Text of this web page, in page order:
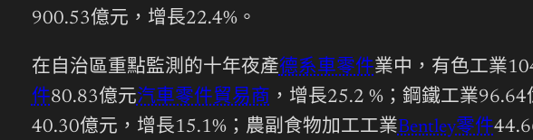
900.53億元，增長22.4%。
在自治區重點監測的十年夜產德系車零件業中，有色工業
件80.83億元汽車零件貿易商 ，增長25.2 %；鋼鐵工業
40.30億元，增長15.1%；農副食物加工工業Bentley零件